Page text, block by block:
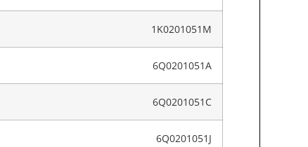
1K0201051M
6Q0201051A
6Q0201051C
6Q0201051J